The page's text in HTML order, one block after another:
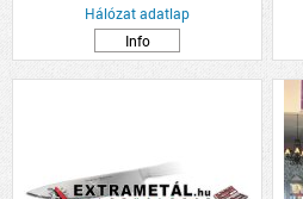
Hálózat adatlap
Info